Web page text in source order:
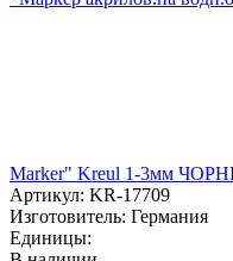
Marker" Kreul 1-3мм
Артикул: KR-17709
Изготовитель: Германия
Единицы: